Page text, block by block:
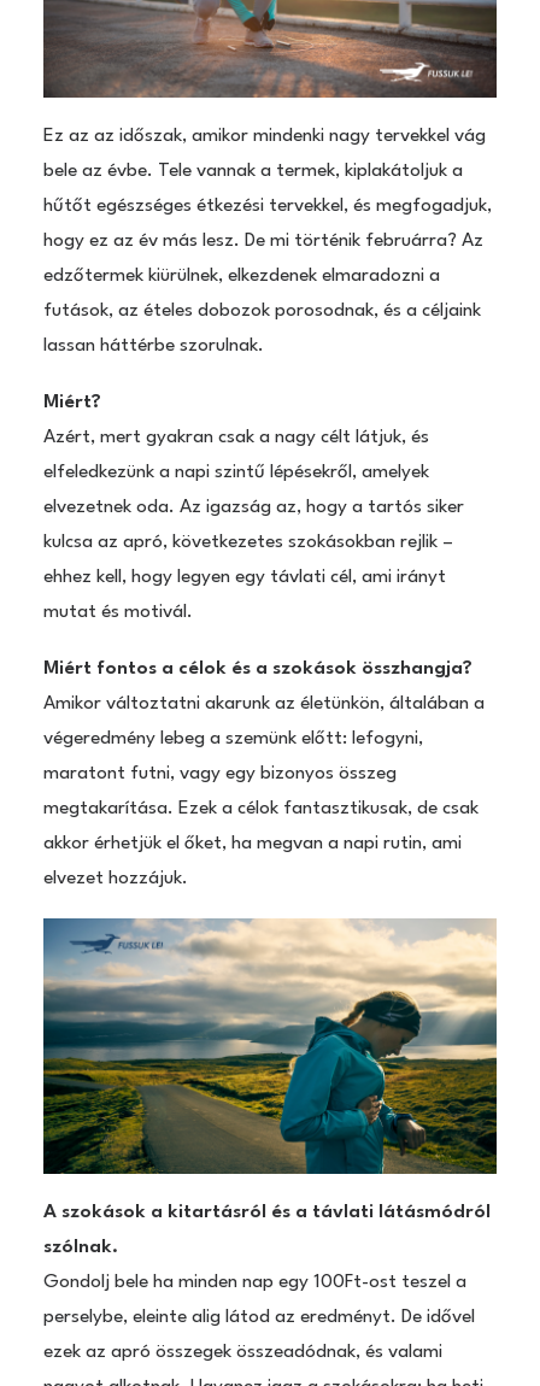
Ez az az időszak, amikor mindenki nagy tervekkel vág
bele az évbe. Tele vannak a termek, kiplakátoljuk a
hűtőt egészséges étkezési tervekkel, és megfogadjuk,
hogy ez az év más lesz. De mi történik februárra? Az
edzőtermek kiürülnek, elkezdenek elmaradozni a
futások, az ételes dobozok porosodnak, és a céljaink
lassan háttérbe szorulnak.
Miért?
Azért, mert gyakran csak a nagy célt látjuk, és
elfeledkezünk a napi szintű lépésekről, amelyek
elvezetnek oda. Az igazság az, hogy a tartós siker
kulcsa az apró, következetes szokásokban rejlik –
ehhez kell, hogy legyen egy távlati cél, ami irányt
mutat és motivál.
Miért fontos a célok és a szokások összhangja?
Amikor változtatni akarunk az életünkön, általában a
végeredmény lebeg a szemünk előtt: lefogyni,
maratont futni, vagy egy bizonyos összeg
megtakarítása. Ezek a célok fantasztikusak, de csak
akkor érhetjük el őket, ha megvan a napi rutin, ami
elvezet hozzájuk.
A szokások a kitartásról és a távlati látásmódról
szólnak.
Gondolj bele ha minden nap egy 100Ft-ost teszel a
perselybe, eleinte alig látod az eredményt. De idővel
ezek az apró összegek összeadódnak, és valami